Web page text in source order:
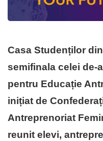
Casa Studenților
semifinala celei de-
pentru Educație
inițiat de
Antreprenoriat
reunit elevi,